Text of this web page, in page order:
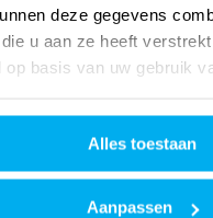
deze gegevens
u aan ze heeft
op basis van uw gebruik
Alles toestaan
Aanpassen